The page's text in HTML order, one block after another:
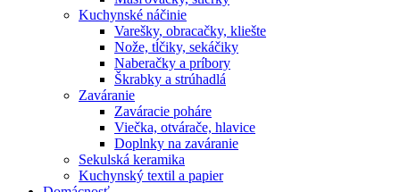
Kuchynské náčinie
Varešky, obracačky, kliešte
Nože, tĺčiky, sekáčiky
Naberačky a príbory
Škrabky a strúhadlá
Zaváranie
Zaváracie poháre
Viečka, otvárače, hlavice
Doplnky na zaváranie
Sekulská keramika
Kuchynský textil a papier